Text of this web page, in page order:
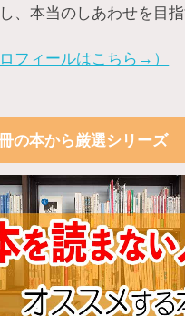
、本当のしあわせを目
ロフィールはこちら→）
の本から厳選シリーズ